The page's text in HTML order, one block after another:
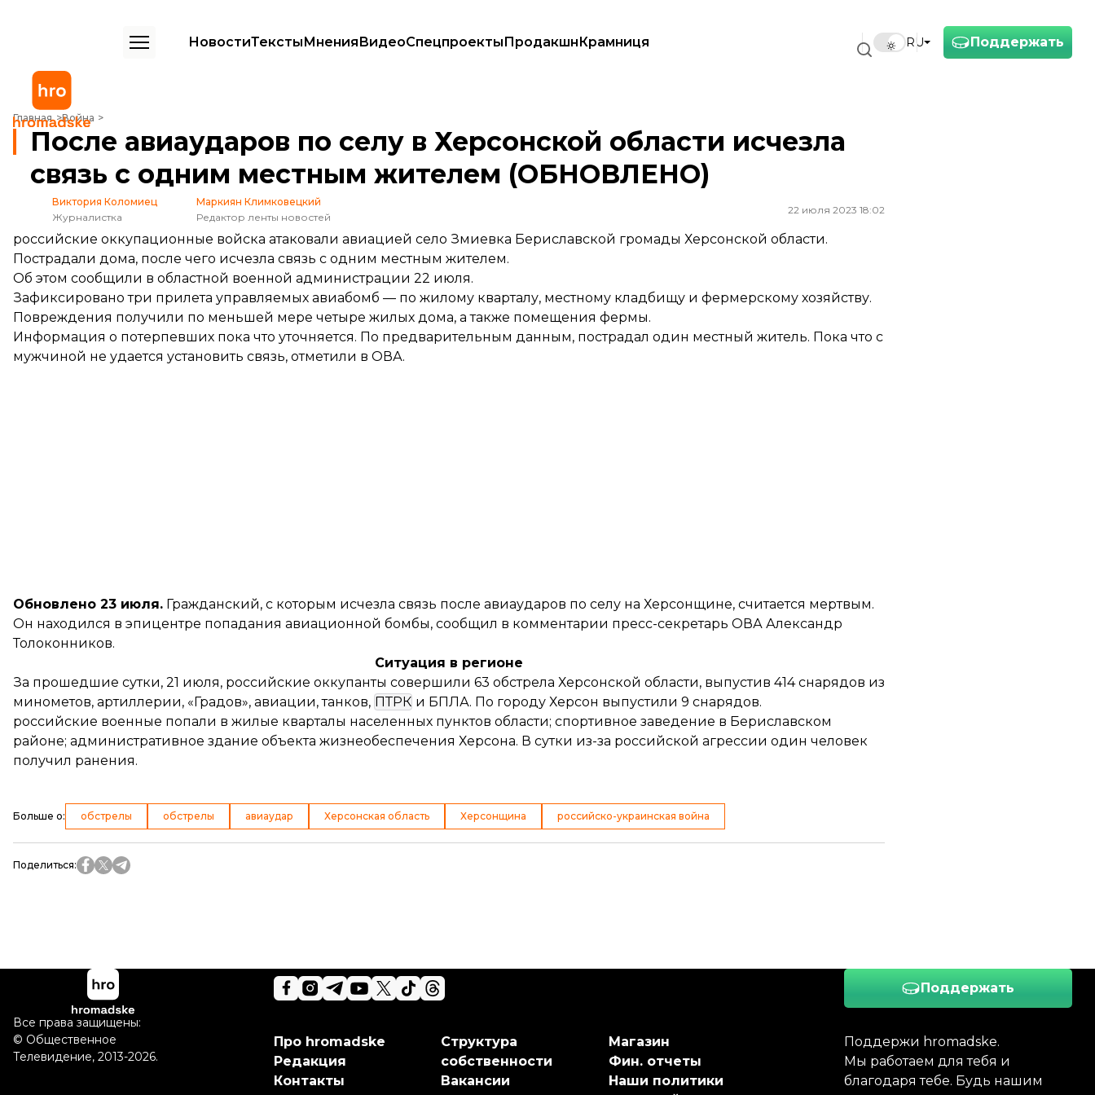
Поддержать
RU
НовостиТекстыМненияВидеоСпецпроектыПродакшнКрамниця
Главная Война
После авиаударов по селу в Херсонской области исчезла связь с одним местным жителем (ОБНОВЛЕНО)
После авиаударов по селу в Херсонской области исчезла
связь с одним местным жителем (ОБНОВЛЕНО)
Виктория Коломиец
Журналистка
Маркиян Климковецкий
Редактор ленты новостей
22 июля 2023 18:02
российские оккупационные войска атаковали авиацией село Змиевка Бериславской громады Херсонской области.
Пострадали дома, после чего исчезла связь с одним местным жителем.
Об этом сообщили в областной военной администрации 22 июля.
Зафиксировано три прилета управляемых авиабомб — по жилому кварталу, местному кладбищу и фермерскому хозяйству.
Повреждения получили по меньшей мере четыре жилых дома, а также помещения фермы.
Информация о потерпевших пока что уточняется. По предварительным данным, пострадал один местный житель. Пока что с
мужчиной не удается установить связь, отметили в ОВА.
Обновлено 23 июля. Гражданский, с которым исчезла связь после авиаударов по селу на Херсонщине, считается мертвым.
Он находился в эпицентре попадания авиационной бомбы, сообщил в комментарии пресс-секретарь ОВА Александр
Толоконников.
Ситуация в регионе
За прошедшие сутки, 21 июля, российские оккупанты совершили 63 обстрела Херсонской области, выпустив 414 снарядов из
минометов, артиллерии, «Градов», авиации, танков, ПТРК и БПЛА. По городу Херсон выпустили 9 снарядов.
российские военные попали в жилые кварталы населенных пунктов области; спортивное заведение в Бериславском
районе; административное здание объекта жизнеобеспечения Херсона. В сутки из-за российской агрессии один человек
получил ранения.
Больше о: обстрелы обстрелы авиаудар Херсонская область Херсонщина российско-украинская война
Поделиться:
Поддержать
Поддержи hromadske.
Мы работаем для тебя и
благодаря тебе. Будь нашим
Про hromadske
Редакция
Контакты
Структура
собственности
Вакансии
Магазин
Фин. отчеты
Наши политики
Все права защищены:
© Общественное
Телевидение, 2013-2026.